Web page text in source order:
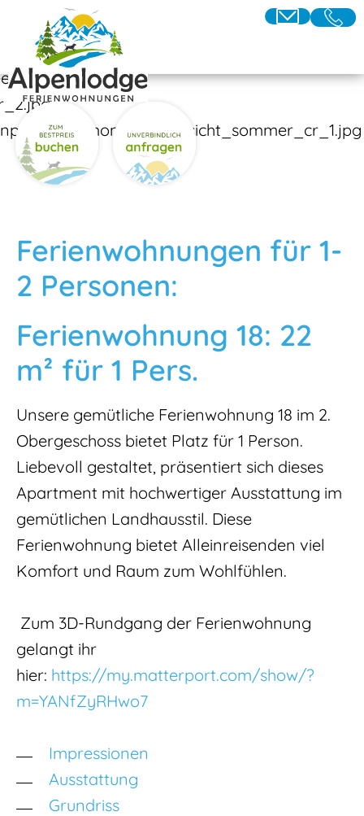
Ferienwohnungen für 1-
2 Personen:
Ferienwohnung 18: 22
m² für 1 Pers.
Unsere gemütliche Ferienwohnung 18 im 2.
Obergeschoss bietet Platz für 1 Person.
Liebevoll gestaltet, präsentiert sich dieses
Apartment mit hochwertiger Ausstattung im
gemütlichen Landhausstil. Diese
Ferienwohnung bietet Alleinreisenden viel
Komfort und Raum zum Wohlfühlen.
Zum 3D-Rundgang der Ferienwohnung
gelangt ihr
hier: https://my.matterport.com/show/?
m=YANfZyRHwo7
Impressionen
Ausstattung
Grundriss